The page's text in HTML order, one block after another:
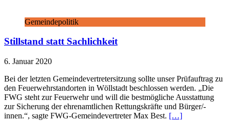
Gemeindepolitik
Stillstand statt Sachlichkeit
6. Januar 2020
Bei der letzten Gemeindevertretersitzung sollte unser Prüfauftrag zu
den Feuerwehrstandorten in Wöllstadt beschlossen werden. „Die
FWG steht zur Feuerwehr und will die bestmögliche Ausstattung
zur Sicherung der ehrenamtlichen Rettungskräfte und Bürger/-
innen.“, sagte FWG-Gemeindevertreter Max Best. […]